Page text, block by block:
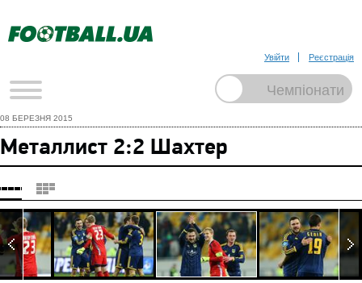
Увійти Реєстрація
08 БЕРЕЗНЯ 2015
Металлист 2:2 Шахтер